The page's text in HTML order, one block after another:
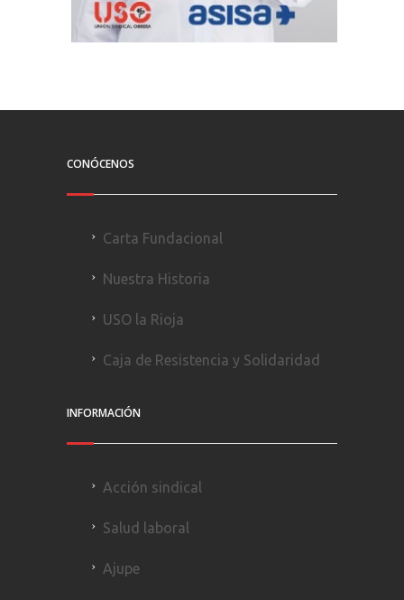
CONÓCENOS
Carta Fundacional
Nuestra Historia
USO la Rioja
Caja de Resistencia y Solidaridad
INFORMACIÓN
Acción sindical
Salud laboral
Ajupe